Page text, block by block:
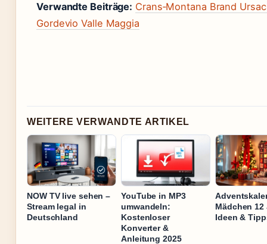
Verwandte Beiträge: Crans‑Montana Brand
Gordevio Valle Maggia
WEITERE VERWANDTE ARTIKEL
NOW TV live sehen –
Stream legal in
Deutschland
YouTube in MP3
umwandeln:
Kostenloser
Konverter &
Anleitung 2025
Mädchen 12
Ideen &